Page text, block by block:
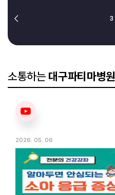
3
소통하는 대구파티마병원
2026. 05. 06